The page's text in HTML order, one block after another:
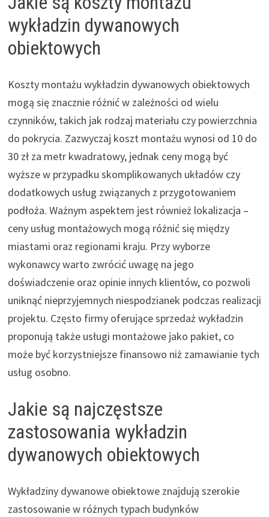
wykładzin dywanowych
obiektowych
Koszty montażu wykładzin dywanowych obiektowych
mogą się znacznie różnić w zależności od wielu
czynników, takich jak rodzaj materiału czy powierzchnia
do pokrycia. Zazwyczaj koszt montażu wynosi od 10 do
30 zł za metr kwadratowy, jednak ceny mogą być
wyższe w przypadku skomplikowanych układów czy
dodatkowych usług związanych z przygotowaniem
podłoża. Ważnym aspektem jest również lokalizacja –
ceny usług montażowych mogą różnić się między
miastami oraz regionami kraju. Przy wyborze
wykonawcy warto zwrócić uwagę na jego
doświadczenie oraz opinie innych klientów, co pozwoli
uniknąć nieprzyjemnych niespodzianek podczas realizacji
projektu. Często firmy oferujące sprzedaż wykładzin
proponują także usługi montażowe jako pakiet, co
może być korzystniejsze finansowo niż zamawianie tych
usług osobno.
Jakie są najczęstsze
zastosowania wykładzin
dywanowych obiektowych
Wykładziny dywanowe obiektowe znajdują szerokie
zastosowanie w różnych typach budynków